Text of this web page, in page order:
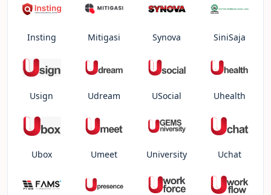
Insting Mitigasi Synova SiniSaja
Usign Udream USocial Uhealth
Ubox Umeet University Uchat